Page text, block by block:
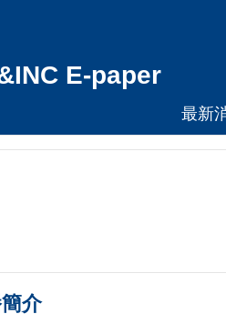
E-paper
最新
介